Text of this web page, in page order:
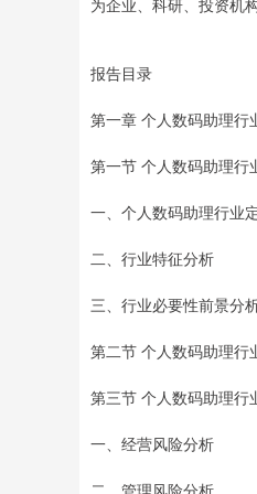
报告目录
第一章 个人数码助理行
第一节 个人数码助理行
一、个人数码助理行业
二、行业特征分析
三、行业必要性前景分
第二节 个人数码助理行
第三节 个人数码助理行
一、经营风险分析
二、管理风险分析